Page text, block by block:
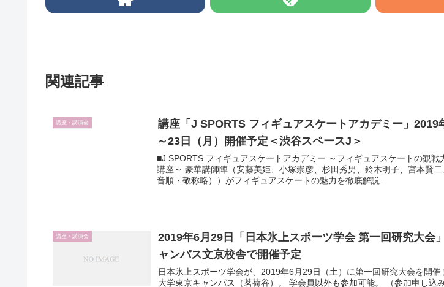
関連記事
講座・講演会
講座「J SPORTS フィギュアスケートアカデミー」2019
～23日（月）開催予定＜渋谷スペースJ＞
■J SPORTS フィギュアスケートアカデミー ～フィギュアスケートの観戦
講座～ 豪華講師陣（安藤美姫、小塚崇彦、杉田秀男、鈴木明子、宮本賢
音順・敬称略））がフィギュアスケートの魅力を徹底解説...
講座・講演会
2019年6月29日「日本氷上スポーツ学会 第一回研究大会
ャンパス文京校舎で開催予定
日本氷上スポーツ学会が、2019年6月29日（土）に第一回研究大会を開催
大学東京キャンパス（茗荷谷）。 学会員以外も参加可能。 （参加申し込